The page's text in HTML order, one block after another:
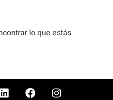
lo que estás